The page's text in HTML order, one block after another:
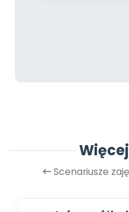
Scenariusze